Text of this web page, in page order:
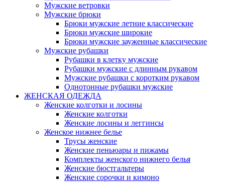
Мужские ветровки
Мужские брюки
Брюки мужские летние классические
Брюки мужские широкие
Брюки мужские зауженные классические
Мужские рубашки
Рубашки в клетку мужские
Рубашки мужские с длинным рукавом
Мужские рубашки с коротким рукавом
Однотонные рубашки мужские
ЖЕНСКАЯ ОДЕЖДА
Женские колготки и лосины
Женские колготки
Женские лосины и леггинсы
Женское нижнее белье
Трусы женские
Женские пеньюары и пижамы
Комплекты женского нижнего белья
Женские бюстгальтеры
Женские сорочки и кимоно